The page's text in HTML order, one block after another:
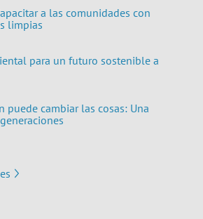
a las comunidades con
limpias
para un futuro sostenible a
puede cambiar las cosas: Una